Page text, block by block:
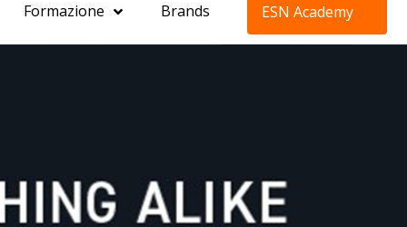
Formazione Brands ESN Academy